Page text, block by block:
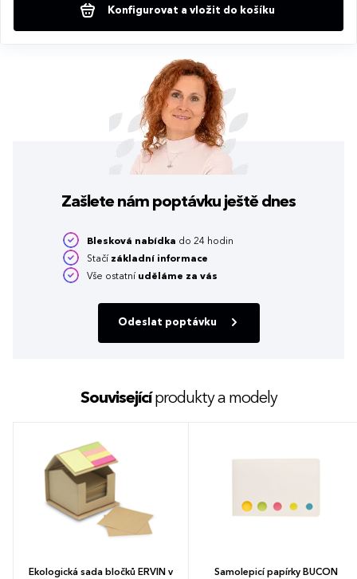
Konfigurovat a vložit do košíku
Zašlete nám poptávku ještě dnes
Blesková nabídka do 24 hodin
Stačí základní informace
Vše ostatní uděláme za vás
Odeslat poptávku
Souvisejícíprodukty a modely
Ekologická sada bločků ERVIN v Samolepicí papírky BUCON